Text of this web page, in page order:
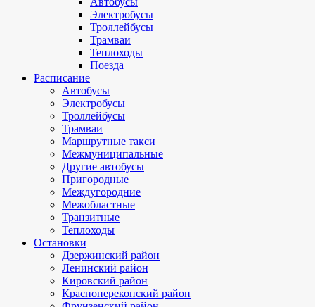
Электробусы
Троллейбусы
Трамваи
Теплоходы
Поезда
Расписание
Автобусы
Электробусы
Троллейбусы
Трамваи
Маршрутные такси
Межмуниципальные
Другие автобусы
Пригородные
Междугородние
Межобластные
Транзитные
Теплоходы
Остановки
Дзержинский район
Ленинский район
Кировский район
Красноперекопский район